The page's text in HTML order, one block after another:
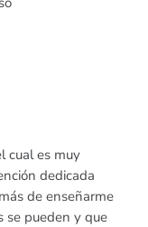
cual es muy
dedicada
de enseñarme
se pueden y que